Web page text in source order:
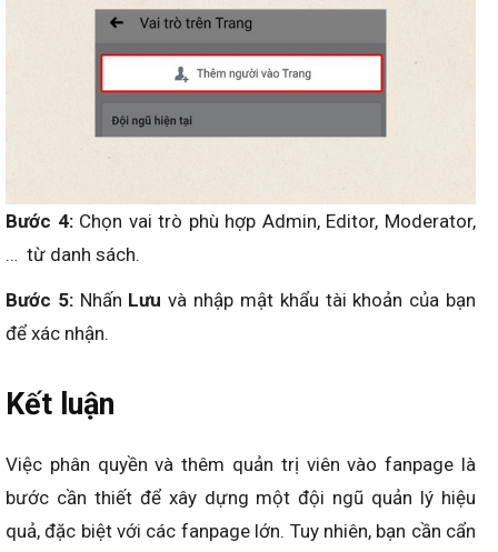
Bước 4:Chọn vai trò phù hợp Admin, Editor, Moderator,
… từ danh sách.
Bước 5:Nhấn Lưu và nhập mật khẩu tài khoản của bạn
để xác nhận.
Kết luận
Việc phân quyền và thêm quản trị viên vào fanpage là
bước cần thiết để xây dựng một đội ngũ quản lý hiệu
quả, đặc biệt với các fanpage lớn. Tuy nhiên, bạn cần cẩn